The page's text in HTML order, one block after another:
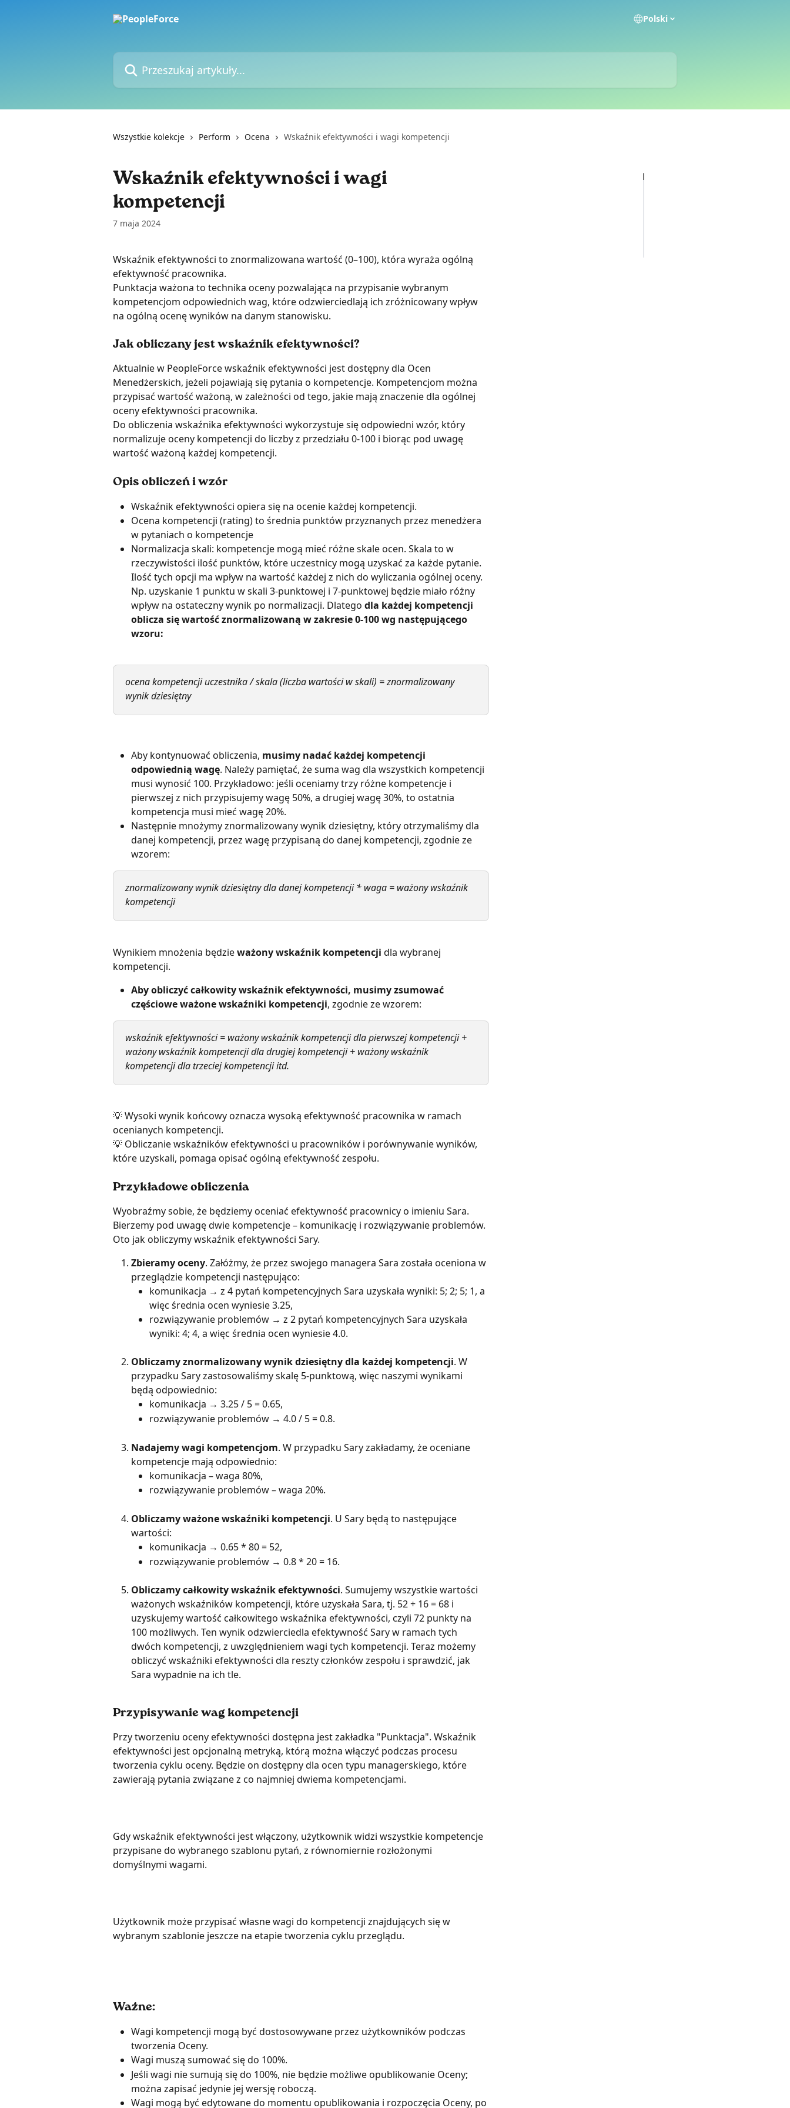
Polski
Przeszukaj artykuły...
Wszystkie kolekcje Perform Ocena Wskaźnik efektywności i wagi kompetencji
Wskaźnik efektywności i wagi
kompetencji
7 maja 2024
Wskaźnik efektywności to znormalizowana wartość (0–100), która wyraża ogólną
efektywność pracownika.
Punktacja ważona to technika oceny pozwalająca na przypisanie wybranym
kompetencjom odpowiednich wag, które odzwierciedlają ich zróżnicowany wpływ
na ogólną ocenę wyników na danym stanowisku.
Jak obliczany jest wskaźnik efektywności?
Aktualnie w PeopleForce wskaźnik efektywności jest dostępny dla Ocen
Menedżerskich, jeżeli pojawiają się pytania o kompetencje. Kompetencjom można
przypisać wartość ważoną, w zależności od tego, jakie mają znaczenie dla ogólnej
oceny efektywności pracownika.
Do obliczenia wskaźnika efektywności wykorzystuje się odpowiedni wzór, który
normalizuje oceny kompetencji do liczby z przedziału 0-100 i biorąc pod uwagę
wartość ważoną każdej kompetencji.
Opis obliczeń i wzór
Wskaźnik efektywności opiera się na ocenie każdej kompetencji.
Ocena kompetencji (rating) to średnia punktów przyznanych przez menedżera
w pytaniach o kompetencje
Normalizacja skali: kompetencje mogą mieć różne skale ocen. Skala to w
rzeczywistości ilość punktów, które uczestnicy mogą uzyskać za każde pytanie.
Ilość tych opcji ma wpływ na wartość każdej z nich do wyliczania ogólnej oceny.
Np. uzyskanie 1 punktu w skali 3-punktowej i 7-punktowej będzie miało różny
wpływ na ostateczny wynik po normalizacji. Dlatego dla każdej kompetencji
oblicza się wartość znormalizowaną w zakresie 0-100 wg następującego
wzoru:
ocena kompetencji uczestnika / skala (liczba wartości w skali) = znormalizowany
wynik dziesiętny
Aby kontynuować obliczenia, musimy nadać każdej kompetencji
odpowiednią wagę. Należy pamiętać, że suma wag dla wszystkich kompetencji
musi wynosić 100. Przykładowo: jeśli oceniamy trzy różne kompetencje i
pierwszej z nich przypisujemy wagę 50%, a drugiej wagę 30%, to ostatnia
kompetencja musi mieć wagę 20%.
Następnie mnożymy znormalizowany wynik dziesiętny, który otrzymaliśmy dla
danej kompetencji, przez wagę przypisaną do danej kompetencji, zgodnie ze
wzorem:
znormalizowany wynik dziesiętny dla danej kompetencji * waga = ważony wskaźnik
kompetencji
Wynikiem mnożenia będzie ważony wskaźnik kompetencji dla wybranej
kompetencji.
Aby obliczyć całkowity wskaźnik efektywności, musimy zsumować
częściowe ważone wskaźniki kompetencji, zgodnie ze wzorem:
wskaźnik efektywności = ważony wskaźnik kompetencji dla pierwszej kompetencji +
ważony wskaźnik kompetencji dla drugiej kompetencji + ważony wskaźnik
kompetencji dla trzeciej kompetencji itd.
💡 Wysoki wynik końcowy oznacza wysoką efektywność pracownika w ramach
ocenianych kompetencji.
💡 Obliczanie wskaźników efektywności u pracowników i porównywanie wyników,
które uzyskali, pomaga opisać ogólną efektywność zespołu.
Przykładowe obliczenia
Wyobraźmy sobie, że będziemy oceniać efektywność pracownicy o imieniu Sara.
Bierzemy pod uwagę dwie kompetencje – komunikację i rozwiązywanie problemów.
Oto jak obliczymy wskaźnik efektywności Sary.
Zbieramy oceny. Załóżmy, że przez swojego managera Sara została oceniona w
przeglądzie kompetencji następująco:
komunikacja → z 4 pytań kompetencyjnych Sara uzyskała wyniki: 5; 2; 5; 1, a
więc średnia ocen wyniesie 3.25,
rozwiązywanie problemów → z 2 pytań kompetencyjnych Sara uzyskała
wyniki: 4; 4, a więc średnia ocen wyniesie 4.0.
Obliczamy znormalizowany wynik dziesiętny dla każdej kompetencji. W
przypadku Sary zastosowaliśmy skalę 5-punktową, więc naszymi wynikami
będą odpowiednio:
komunikacja → 3.25 / 5 = 0.65,
rozwiązywanie problemów → 4.0 / 5 = 0.8.
Nadajemy wagi kompetencjom. W przypadku Sary zakładamy, że oceniane
kompetencje mają odpowiednio:
komunikacja – waga 80%,
rozwiązywanie problemów – waga 20%.
Obliczamy ważone wskaźniki kompetencji. U Sary będą to następujące
wartości:
komunikacja → 0.65 * 80 = 52,
rozwiązywanie problemów → 0.8 * 20 = 16.
Obliczamy całkowity wskaźnik efektywności. Sumujemy wszystkie wartości
ważonych wskaźników kompetencji, które uzyskała Sara, tj. 52 + 16 = 68 i
uzyskujemy wartość całkowitego wskaźnika efektywności, czyli 72 punkty na
100 możliwych. Ten wynik odzwierciedla efektywność Sary w ramach tych
dwóch kompetencji, z uwzględnieniem wagi tych kompetencji. Teraz możemy
obliczyć wskaźniki efektywności dla reszty członków zespołu i sprawdzić, jak
Sara wypadnie na ich tle.
Przypisywanie wag kompetencji
Przy tworzeniu oceny efektywności dostępna jest zakładka "Punktacja". Wskaźnik
efektywności jest opcjonalną metryką, którą można włączyć podczas procesu
tworzenia cyklu oceny. Będzie on dostępny dla ocen typu managerskiego, które
zawierają pytania związane z co najmniej dwiema kompetencjami.
Gdy wskaźnik efektywności jest włączony, użytkownik widzi wszystkie kompetencje
przypisane do wybranego szablonu pytań, z równomiernie rozłożonymi
domyślnymi wagami.
Użytkownik może przypisać własne wagi do kompetencji znajdujących się w
wybranym szablonie jeszcze na etapie tworzenia cyklu przeglądu.
Ważne:
Wagi kompetencji mogą być dostosowywane przez użytkowników podczas
tworzenia Oceny.
Wagi muszą sumować się do 100%.
Jeśli wagi nie sumują się do 100%, nie będzie możliwe opublikowanie Oceny;
można zapisać jedynie jej wersję roboczą.
Wagi mogą być edytowane do momentu opublikowania i rozpoczęcia Oceny, po